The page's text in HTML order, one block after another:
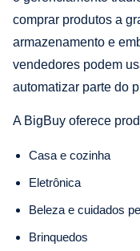
comprar produtos a
armazenamento e
vendedores podem
automatizar parte do
A BigBuy oferece
Casa e cozinha
Eletrônica
Beleza e cuidados
Brinquedos